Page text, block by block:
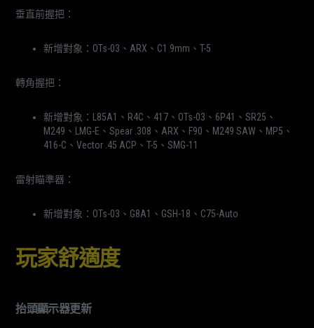
垂直前握把：
新增對象：OTs-03、ARX、C1 9mm、T-5
轉角握把：
新增對象：L85A1、R4C、417、OTs-03、6P41、SR25、
M249、LMG-E、Spear .308、ARX、F90、M249 SAW、MP5、
416-C、Vector .45 ACP、T-5、SMG-11
雷射瞄準器：
新增對象：OTs-03、G8A1、GSH-18、C75-Auto
玩家舒適度
抬頭顯示器更新